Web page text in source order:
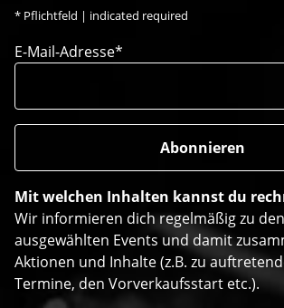
* Pflichtfeld | indicated required
E-Mail-Adresse*
Mit welchen Inhalten kannst du
Wir informieren dich regelmäßig zu
ausgewählten Events und damit
Aktionen und Inhalte (z.B. zu
Termine, den Vorverkaufsstart etc.).